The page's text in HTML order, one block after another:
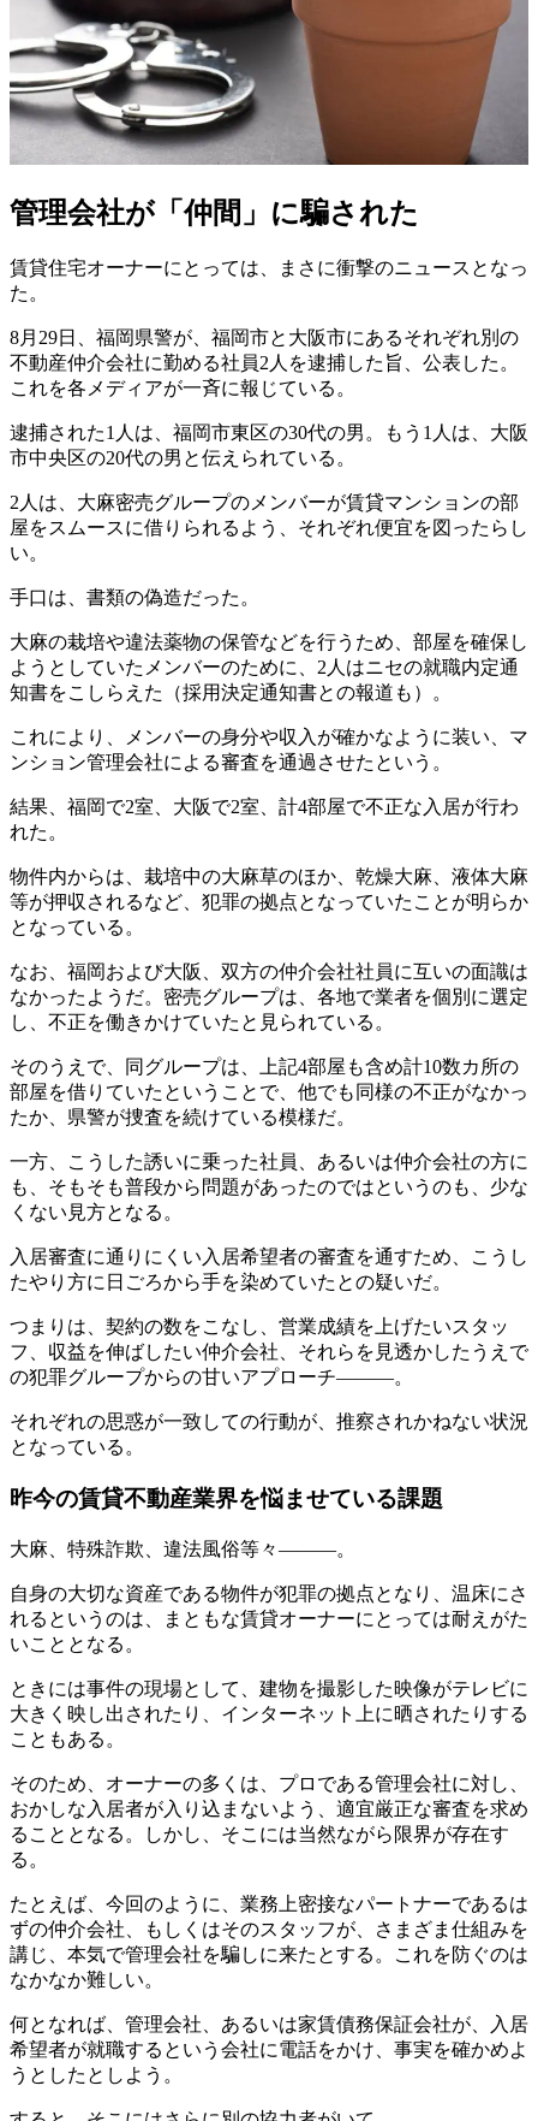
管理会社が「仲間」に騙された
賃貸住宅オーナーにとっては、まさに衝撃のニュースとなっ
た。
8月29日、福岡県警が、福岡市と大阪市にあるそれぞれ別の
不動産仲介会社に勤める社員2人を逮捕した旨、公表した。
これを各メディアが一斉に報じている。
逮捕された1人は、福岡市東区の30代の男。もう1人は、大阪
市中央区の20代の男と伝えられている。
2人は、大麻密売グループのメンバーが賃貸マンションの部
屋をスムースに借りられるよう、それぞれ便宜を図ったらし
い。
手口は、書類の偽造だった。
大麻の栽培や違法薬物の保管などを行うため、部屋を確保し
ようとしていたメンバーのために、2人はニセの就職内定通
知書をこしらえた（採用決定通知書との報道も）。
これにより、メンバーの身分や収入が確かなように装い、マ
ンション管理会社による審査を通過させたという。
結果、福岡で2室、大阪で2室、計4部屋で不正な入居が行わ
れた。
物件内からは、栽培中の大麻草のほか、乾燥大麻、液体大麻
等が押収されるなど、犯罪の拠点となっていたことが明らか
となっている。
なお、福岡および大阪、双方の仲介会社社員に互いの面識は
なかったようだ。密売グループは、各地で業者を個別に選定
し、不正を働きかけていたと見られている。
そのうえで、同グループは、上記4部屋も含め計10数カ所の
部屋を借りていたということで、他でも同様の不正がなかっ
たか、県警が捜査を続けている模様だ。
一方、こうした誘いに乗った社員、あるいは仲介会社の方に
も、そもそも普段から問題があったのではというのも、少な
くない見方となる。
入居審査に通りにくい入居希望者の審査を通すため、こうし
たやり方に日ごろから手を染めていたとの疑いだ。
つまりは、契約の数をこなし、営業成績を上げたいスタッ
フ、収益を伸ばしたい仲介会社、それらを見透かしたうえで
の犯罪グループからの甘いアプローチ―――。
それぞれの思惑が一致しての行動が、推察されかねない状況
となっている。
昨今の賃貸不動産業界を悩ませている課題
大麻、特殊詐欺、違法風俗等々―――。
自身の大切な資産である物件が犯罪の拠点となり、温床にさ
れるというのは、まともな賃貸オーナーにとっては耐えがた
いこととなる。
ときには事件の現場として、建物を撮影した映像がテレビに
大きく映し出されたり、インターネット上に晒されたりする
こともある。
そのため、オーナーの多くは、プロである管理会社に対し、
おかしな入居者が入り込まないよう、適宜厳正な審査を求め
ることとなる。しかし、そこには当然ながら限界が存在す
る。
たとえば、今回のように、業務上密接なパートナーであるは
ずの仲介会社、もしくはそのスタッフが、さまざま仕組みを
講じ、本気で管理会社を騙しに来たとする。これを防ぐのは
なかなか難しい。
何となれば、管理会社、あるいは家賃債務保証会社が、入居
希望者が就職するという会社に電話をかけ、事実を確かめよ
うとしたとしよう。